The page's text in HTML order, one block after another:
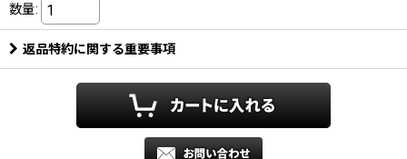
数量:
返品特約に関する重要事項